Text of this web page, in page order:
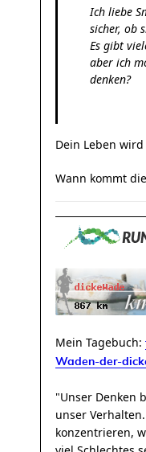
Ich liebe
sicher, ob
Es gibt
aber ich
denken?
Dein Leben
Wann kommt
Mein Tagebuch:
Waden-der-
"Unser Denken
unser
konzentrieren,